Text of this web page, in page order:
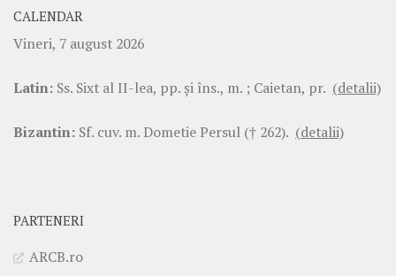
CALENDAR
Vineri, 7 august 2026
Latin: Ss. Sixt al II-lea, pp. şi îns., m. ; Caietan, pr. (detalii)
Bizantin: Sf. cuv. m. Dometie Persul († 262). (detalii)
PARTENERI
ARCB.ro